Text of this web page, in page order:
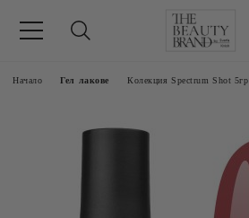
Начало Гел лакове Колекция Spectrum Shot 5гр.